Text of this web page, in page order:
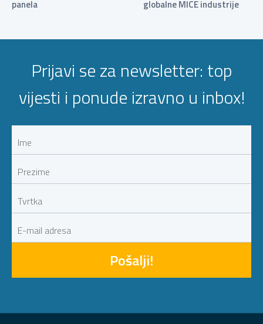
panela globalne MICE industrije
Prijavi se za newsletter: top
vijesti i ponude izravno u inbox!
Pošalji!